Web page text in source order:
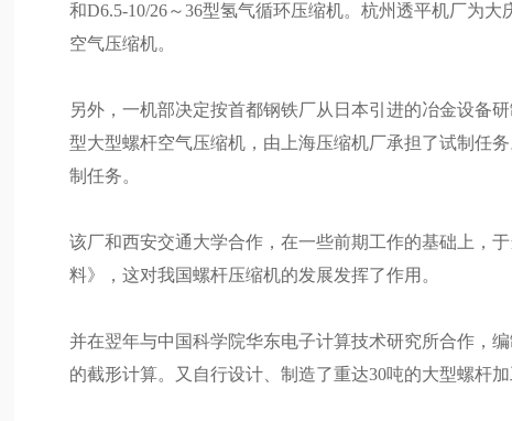
和D6.5-10/26～36型氢气循环压缩机。杭州透平机厂为
空气压缩机。
另外，一机部决定按首都钢铁厂从日本引进的冶金设备
型大型螺杆空气压缩机，由上海压缩机厂承担了试制任
制任务。
该厂和西安交通大学合作，在一些前期工作的基础上，
料》，这对我国螺杆压缩机的发展发挥了作用。
并在翌年与中国科学院华东电子计算技术研究所合作，
的截形计算。又自行设计、制造了重达30吨的大型螺杆